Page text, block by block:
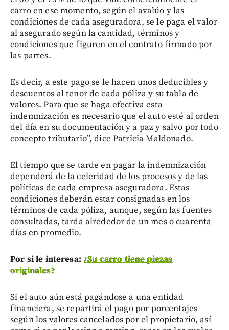
carro en ese momento, según el avalúo y las
condiciones de cada aseguradora, se le paga el valor
al asegurado según la cantidad, términos y
condiciones que figuren en el contrato firmado por
las partes.
Es decir, a este pago se le hacen unos deducibles y
descuentos al tenor de cada póliza y su tabla de
valores. Para que se haga efectiva esta
indemnización es necesario que el auto esté al orden
del día en su documentación y a paz y salvo por todo
concepto tributario”, dice Patricia Maldonado.
El tiempo que se tarde en pagar la indemnización
dependerá de la celeridad de los procesos y de las
políticas de cada empresa aseguradora. Estas
condiciones deberán estar consignadas en los
términos de cada póliza, aunque, según las fuentes
consultadas, tarda alrededor de un mes o cuarenta
días en promedio.
Por si le interesa: ¿Su carro tiene piezas
originales?
Si el auto aún está pagándose a una entidad
financiera, se repartirá el pago por porcentajes
según los valores cancelados por el propietario, así